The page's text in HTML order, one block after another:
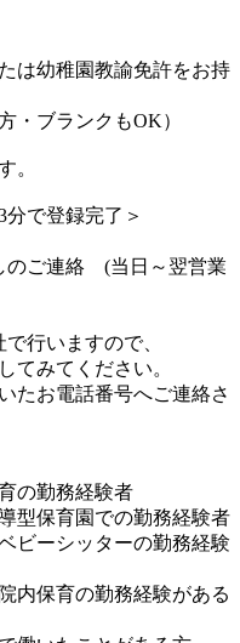
は幼稚園教諭免許をお持
・ブランクもOK）
。
で登録完了＞
のご連絡 (当日～翌営業
行いますので、
みてください。
たお電話番号へご連絡さ
の勤務経験者
型保育園での勤務経験者
ビーシッターの勤務経験
内保育の勤務経験がある